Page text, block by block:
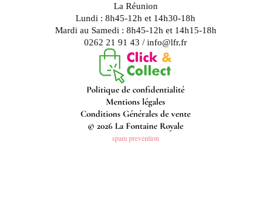
La Réunion
Lundi : 8h45-12h et 14h30-18h
Mardi au Samedi : 8h45-12h et 14h15-18h
0262 21 91 43 / info@lfr.fr
Politique de confidentialité
Mentions légales
Conditions Générales de vente
© 2026 La Fontaine Royale
spam prevention